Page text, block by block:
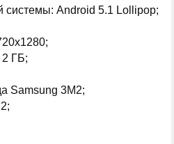
системы: Android 5.1 Lollipop;
2 ГБ;
Samsung 3M2;